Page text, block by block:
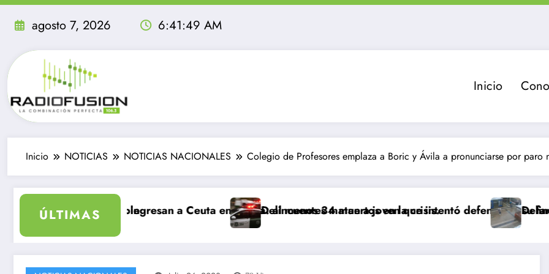
Saltar
agosto 7, 2026 6:41:50 AM
Inicio
Inicio NOTICIAS NOTICIAS NACIONALES Colegio de Profesores emplaza a Boric y Ávila a pronunciarse por paro
ÚLTIMAS
ingresan a Ceuta en un día: al menos 34 muertos en la crisis.
Delincuentes matan a joven que intentó defender a su familia durante robo
Delincuente es abatido